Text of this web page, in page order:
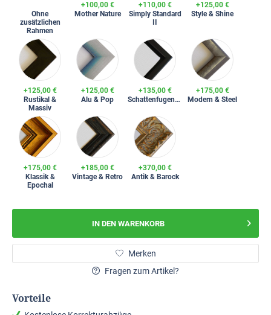
Ohne
zusätzlichen
Rahmen
+100,00 €
Mother Nature
+110,00 €
Simply Standard
+125,00 €
Style & Shine
+125,00 €
Rustikal &
Massiv
+125,00 €
Alu & Pop
+135,00 €
Schattenfugenrahmen
+175,00 €
Modern & Steel
+175,00 €
Klassik &
Epochal
+185,00 €
Vintage & Retro
+370,00 €
Antik & Barock
IN DEN WARENKORB
Merken
Fragen zum Artikel?
Vorteile